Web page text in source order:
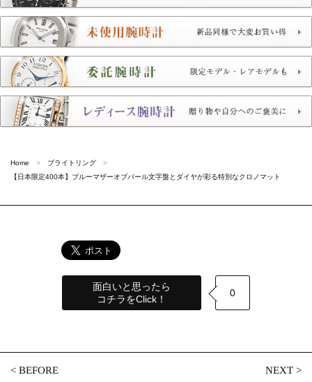
Home
ブライトリング
【日本限定400本】ブルーマザーオブパール文字盤とダイヤが彩る特別なクロノマット
面白いと思ったら
コチラをClick！
0
<BEFORE NEXT>